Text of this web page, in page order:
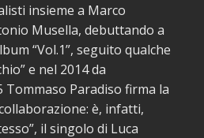
insieme a Marco
Musella, debuttando a
“Vol.1”, seguito qualche
e nel 2014 da
Tommaso Paradiso firma la
è, infatti,
il singolo di Luca